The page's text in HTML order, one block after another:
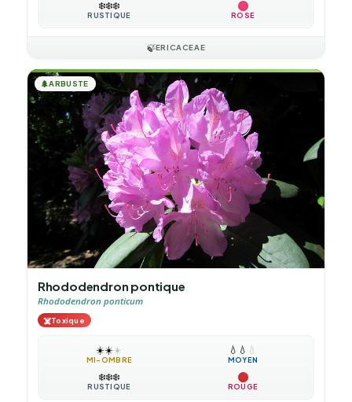
❄️❄️❄️
RUSTIQUE ROSE
🍃ERICACEAE
🌲ARBUSTE
Rhododendron pontique
Rhododendron ponticum
☠️Toxique
☀️☀️☀️
MI-OMBRE
💧 💧 💧
MOYEN
❄️❄️❄️
RUSTIQUE ROUGE